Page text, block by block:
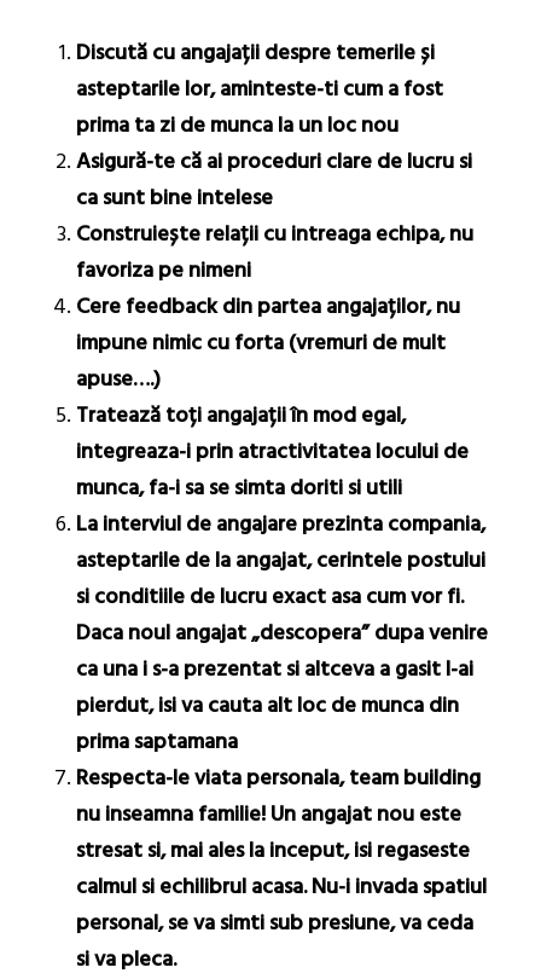
Discută cu angajații despre temerile și
asteptarile lor, aminteste-ti cum a fost
prima ta zi de munca la un loc nou
Asigură-te că ai proceduri clare de lucru si
ca sunt bine intelese
Construiește relații cu intreaga echipa, nu
favoriza pe nimeni
Cere feedback din partea angajaților, nu
impune nimic cu forta (vremuri de mult
apuse….)
Tratează toți angajații în mod egal,
integreaza-i prin atractivitatea locului de
munca, fa-i sa se simta doriti si utili
La interviul de angajare prezinta compania,
asteptarile de la angajat, cerintele postului
si conditiile de lucru exact asa cum vor fi.
Daca noul angajat „descopera” dupa venire
ca una i s-a prezentat si altceva a gasit l-ai
pierdut, isi va cauta alt loc de munca din
prima saptamana
Respecta-le viata personala, team building
nu inseamna familie! Un angajat nou este
stresat si, mai ales la inceput, isi regaseste
calmul si echilibrul acasa. Nu-i invada spatiul
personal, se va simti sub presiune, va ceda
si va pleca.